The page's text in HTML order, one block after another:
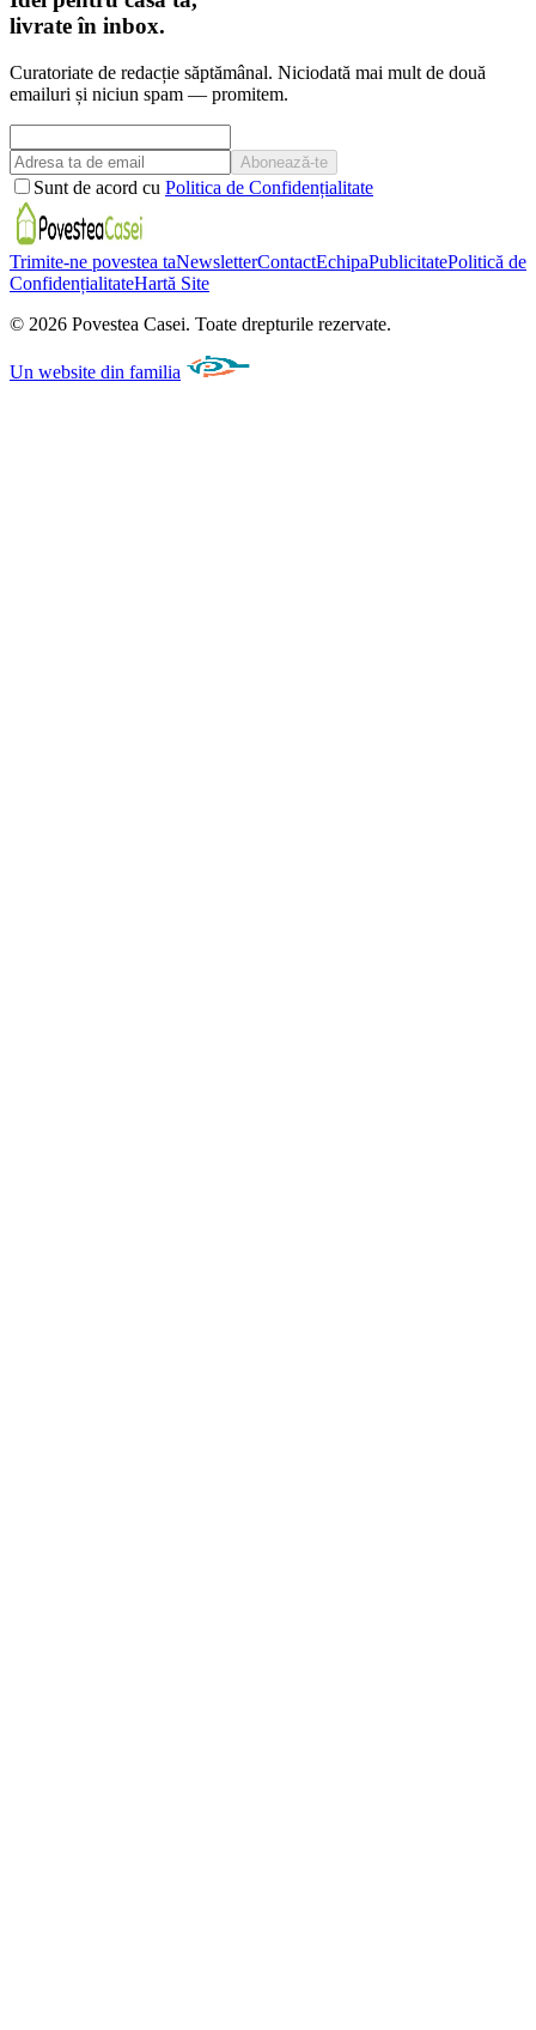
livrate în inbox.
Curatoriate de redacție săptămânal. Niciodată mai mult de două
emailuri și niciun spam — promitem.
Abonează-te
Sunt de acord cu Politica de Confidențialitate
Trimite-ne povestea taNewsletterContactEchipaPublicitatePolitică de
ConfidențialitateHartă Site
© 2026 Povestea Casei. Toate drepturile rezervate.
Un website din familia